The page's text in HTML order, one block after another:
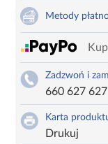
Metody
Zadzwoń i
660 627 627
Karta
Drukuj